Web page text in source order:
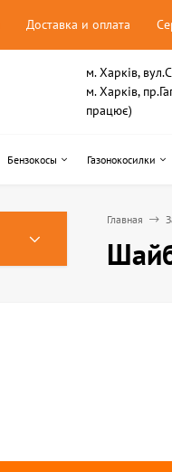
Доставка и оплата
м. Харків,
м. Харків,
працює)
Бензокосы Газонокосилки
Главная